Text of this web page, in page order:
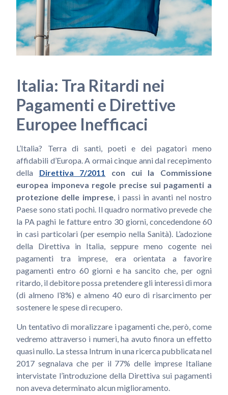
Italia: Tra Ritardi nei
Pagamenti e Direttive
Europee Inefficaci
L’Italia? Terra di santi, poeti e dei pagatori meno
affidabili d’Europa. A ormai cinque anni dal recepimento
della Direttiva 7/2011 con cui la Commissione
europea imponeva regole precise sui pagamenti a
protezione delle imprese, i passi in avanti nel nostro
Paese sono stati pochi. Il quadro normativo prevede che
la PA paghi le fatture entro 30 giorni, concedendone 60
in casi particolari (per esempio nella Sanità). L’adozione
della Direttiva in Italia, seppure meno cogente nei
pagamenti tra imprese, era orientata a favorire
pagamenti entro 60 giorni e ha sancito che, per ogni
ritardo, il debitore possa pretendere gli interessi di mora
(di almeno l’8%) e almeno 40 euro di risarcimento per
sostenere le spese di recupero.
Un tentativo di moralizzare i pagamenti che, però, come
vedremo attraverso i numeri, ha avuto finora un effetto
quasi nullo. La stessa Intrum in una ricerca pubblicata nel
2017 segnalava che per il 77% delle imprese Italiane
intervistate l’introduzione della Direttiva sui pagamenti
non aveva determinato alcun miglioramento.